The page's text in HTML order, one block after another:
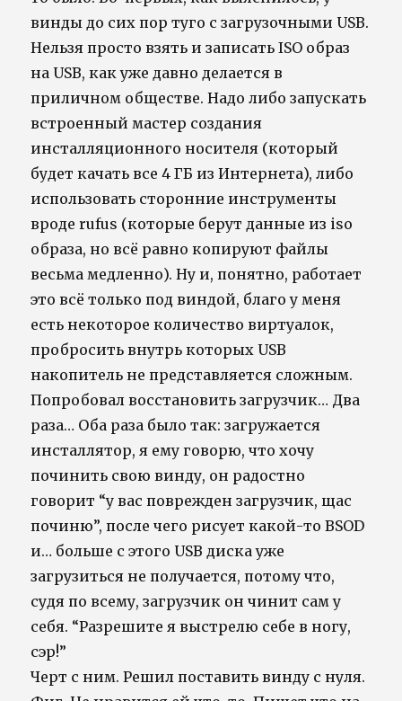
винды до сих пор туго с загрузочными USB.
Нельзя просто взять и записать ISO образ
на USB, как уже давно делается в
приличном обществе. Надо либо запускать
встроенный мастер создания
инсталляционного носителя (который
будет качать все 4 ГБ из Интернета), либо
использовать сторонние инструменты
вроде rufus (которые берут данные из iso
образа, но всё равно копируют файлы
весьма медленно). Ну и, понятно, работает
это всё только под виндой, благо у меня
есть некоторое количество виртуалок,
пробросить внутрь которых USB
накопитель не представляется сложным.
Попробовал восстановить загрузчик… Два
раза… Оба раза было так: загружается
инсталлятор, я ему говорю, что хочу
починить свою винду, он радостно
говорит “у вас поврежден загрузчик, щас
починю”, после чего рисует какой-то BSOD
и… больше с этого USB диска уже
загрузиться не получается, потому что,
судя по всему, загрузчик он чинит сам у
себя. “Разрешите я выстрелю себе в ногу,
сэр!”
Черт с ним. Решил поставить винду с нуля.